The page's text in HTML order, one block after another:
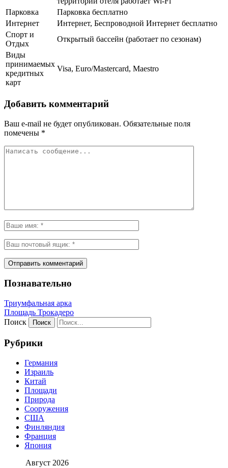
Парковка
Парковка бесплатно
Интернет
Интернет, Беспроводной Интернет бесплатно
Спорт и
Отдых
Открытый бассейн (работает по сезонам)
Виды
принимаемых
кредитных
карт
Visa, Euro/Mastercard, Maestro
Добавить комментарий
Ваш e-mail не будет опубликован. Обязательные поля
помечены *
Познавательно
Триумфальная арка
Площадь Трокадеро
Поиск
Рубрики
Германия
Израиль
Китай
Площади
Природа
Сооружения
США
Финляндия
Франция
Япония
Август 2026